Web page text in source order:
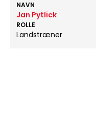
NAVN
Jan Pytlick
ROLLE
Landstræner